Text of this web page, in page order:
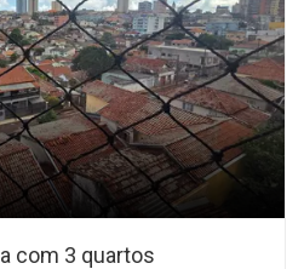
com 3 quartos